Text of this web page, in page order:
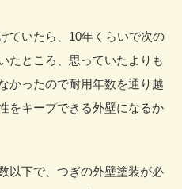
ていたら、10年くらいで次の
たところ、思っていたよりも
かったので耐用年数を通り越
をキープできる外壁になるか
以下で、つぎの外壁塗装が必